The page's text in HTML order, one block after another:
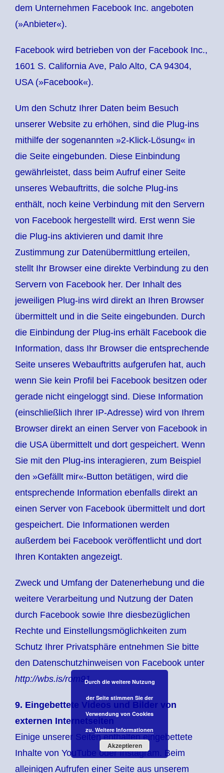
dem Unternehmen Facebook Inc. angeboten
(»Anbieter«).
Facebook wird betrieben von der Facebook Inc.,
1601 S. California Ave, Palo Alto, CA 94304,
USA (»Facebook«).
Um den Schutz Ihrer Daten beim Besuch
unserer Website zu erhöhen, sind die Plug-ins
mithilfe der sogenannten »2-Klick-Lösung« in
die Seite eingebunden. Diese Einbindung
gewährleistet, dass beim Aufruf einer Seite
unseres Webauftritts, die solche Plug-ins
enthält, noch keine Verbindung mit den Servern
von Facebook hergestellt wird. Erst wenn Sie
die Plug-ins aktivieren und damit Ihre
Zustimmung zur Datenübermittlung erteilen,
stellt Ihr Browser eine direkte Verbindung zu den
Servern von Facebook her. Der Inhalt des
jeweiligen Plug-ins wird direkt an Ihren Browser
übermittelt und in die Seite eingebunden. Durch
die Einbindung der Plug-ins erhält Facebook die
Information, dass Ihr Browser die entsprechende
Seite unseres Webauftritts aufgerufen hat, auch
wenn Sie kein Profil bei Facebook besitzen oder
gerade nicht eingeloggt sind. Diese Information
(einschließlich Ihrer IP-Adresse) wird von Ihrem
Browser direkt an einen Server von Facebook in
die USA übermittelt und dort gespeichert. Wenn
Sie mit den Plug-ins interagieren, zum Beispiel
den »Gefällt mir«-Button betätigen, wird die
entsprechende Information ebenfalls direkt an
einen Server von Facebook übermittelt und dort
gespeichert. Die Informationen werden
außerdem bei Facebook veröffentlicht und dort
Ihren Kontakten angezeigt.
Zweck und Umfang der Datenerhebung und die
weitere Verarbeitung und Nutzung der Daten
durch Facebook sowie Ihre diesbezüglichen
Rechte und Einstellungsmöglichkeiten zum
Schutz Ihrer Privatsphäre entnehmen Sie bitte
den Datenschutzhinweisen von Facebook unter
http://wbs.is/rom91.
9. Eingebettete Videos und Bilder von
externen Internetseiten
Einige unserer Seiten enthalten eingebettete
Inhalte von YouTube oder Instagram. Beim
alleinigen Aufrufen einer Seite aus unserem
Durch die weitere Nutzung
der Seite stimmen Sie der
Verwendung von Cookies
zu. Weitere Informationen
Akzeptieren